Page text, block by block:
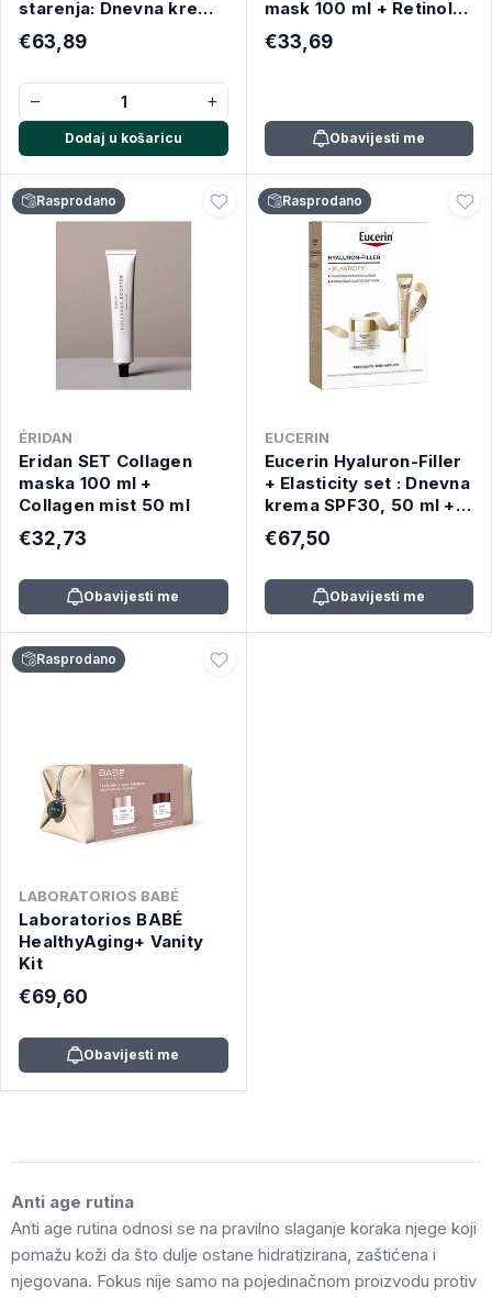
starenja: Dnevna krema
SPF30, 50 ml + Krema
za područje oko očiju,
€63,89
− +
Dodaj u košaricu
mask 100 ml + Retinol
eye mask 30 ml
€33,69
Obavijesti me
Rasprodano
ÉRIDAN
Eridan SET Collagen
maska 100 ml +
Collagen mist 50 ml
€32,73
Obavijesti me
Rasprodano
EUCERIN
Eucerin Hyaluron-Filler
+ Elasticity set : Dnevna
krema SPF30, 50 ml +
Krema za oči SPF20, 15
ml
€67,50
Obavijesti me
Rasprodano
LABORATORIOS BABÉ
Laboratorios BABÉ
HealthyAging+ Vanity
Kit
€69,60
Obavijesti me
Anti age rutina
Anti age rutina odnosi se na pravilno slaganje koraka njege koji
pomažu koži da što dulje ostane hidratizirana, zaštićena i
njegovana. Fokus nije samo na pojedinačnom proizvodu protiv